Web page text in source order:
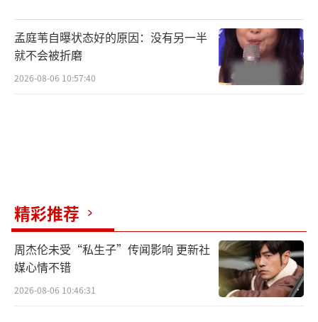
孟庭苇自曝状态好的原因：没有另一半
就不会被折磨
2026-08-06 10:57:40
精彩推荐
周杰伦未受“私生子”传闻影响 更新社
媒心情不错
2026-08-06 10:46:31